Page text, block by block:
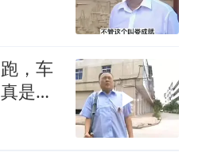
，车
是太